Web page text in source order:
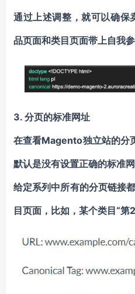
通过上述调整，就可以确
品页面和类目页面带上自我参
3. 分页的标准网址
在查看Magento独立站的分
默认是没有设置正确的标准网
给定系列中所有的分页链接
目页面，比如，某个类目“第